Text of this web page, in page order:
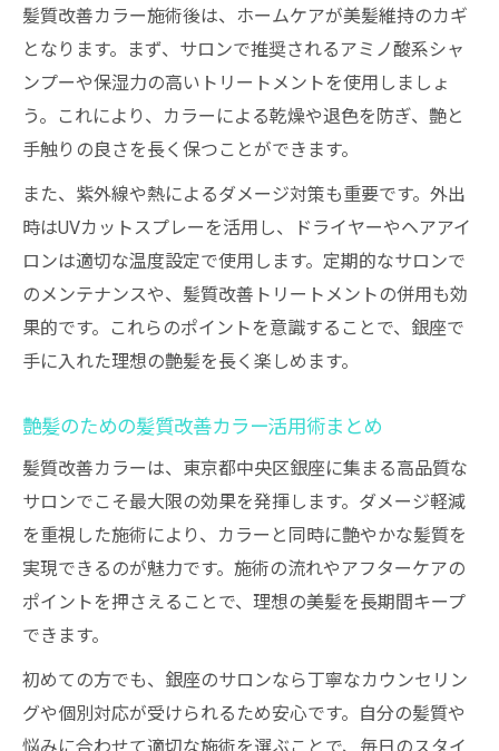
髪質改善カラー施術後は、ホームケアが美髪維持のカギ
となります。まず、サロンで推奨されるアミノ酸系シャ
ンプーや保湿力の高いトリートメントを使用しましょ
う。これにより、カラーによる乾燥や退色を防ぎ、艶と
手触りの良さを長く保つことができます。
また、紫外線や熱によるダメージ対策も重要です。外出
時はUVカットスプレーを活用し、ドライヤーやヘアアイ
ロンは適切な温度設定で使用します。定期的なサロンで
のメンテナンスや、髪質改善トリートメントの併用も効
果的です。これらのポイントを意識することで、銀座で
手に入れた理想の艶髪を長く楽しめます。
艶髪のための髪質改善カラー活用術まとめ
髪質改善カラーは、東京都中央区銀座に集まる高品質な
サロンでこそ最大限の効果を発揮します。ダメージ軽減
を重視した施術により、カラーと同時に艶やかな髪質を
実現できるのが魅力です。施術の流れやアフターケアの
ポイントを押さえることで、理想の美髪を長期間キープ
できます。
初めての方でも、銀座のサロンなら丁寧なカウンセリン
グや個別対応が受けられるため安心です。自分の髪質や